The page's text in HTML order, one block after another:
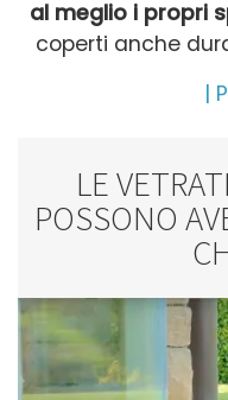
al meglio i propri
coperti anche
LE
POSSONO